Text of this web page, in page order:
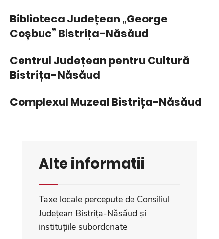
Biblioteca Județean „George
Coșbuc” Bistrița-Năsăud
Centrul Județean pentru Cultură
Bistrița-Năsăud
Complexul Muzeal Bistrița-Năsăud
Alte informatii
Taxe locale percepute de Consiliul
Județean Bistrița-Năsăud și
instituțiile subordonate